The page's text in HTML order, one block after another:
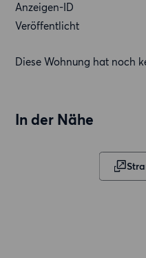
Anzeigen-ID
Veröffentlicht
Diese Wohnung hat noch
In der Nähe